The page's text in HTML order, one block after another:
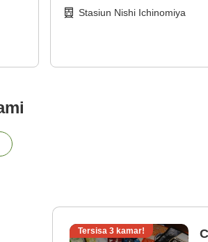
Stasiun Nishi Ichinomiya
Tersisa 3 kamar!